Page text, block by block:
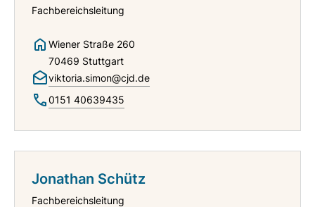
Fachbereichsleitung
Wiener Straße 260
70469 Stuttgart
viktoria.simon@cjd.de
0151 40639435
Jonathan Schütz
Fachbereichsleitung